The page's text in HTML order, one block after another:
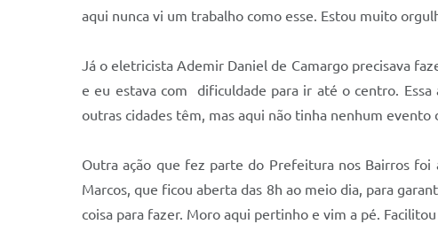
aqui nunca vi um trabalho como esse. Estou muito
Já o eletricista Ademir Daniel de Camargo precisava
e eu estava com dificuldade para ir até o centro. Essa
outras cidades têm, mas aqui não tinha nenhum
Outra ação que fez parte do Prefeitura nos Bairros foi
Marcos, que ficou aberta das 8h ao meio dia, para
coisa para fazer. Moro aqui pertinho e vim a pé.